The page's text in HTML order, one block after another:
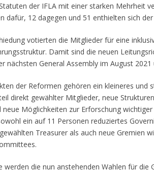
der IFLA mit einer starken Mehrheit
dafür, 12 dagegen und 51 enthielten sich
votierten die Mitglieder für eine
Damit sind die neuen
nächsten General Assembly im August
der Reformen gehören ein kleineres und
direkt gewählter Mitglieder, neue
neue Möglichkeiten zur Erforschung
ein auf 11 Personen reduziertes
Treasurer als auch neue Gremien
werden die nun anstehenden Wahlen für die